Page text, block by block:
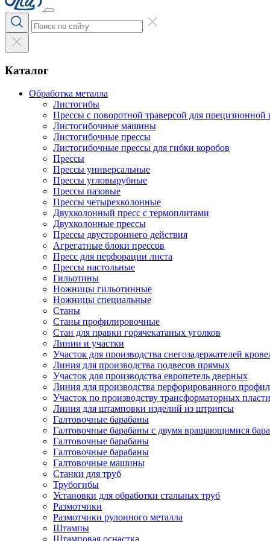
Каталог
Обработка металла
Листогибы
Прессы с поворотной траверсой для прецизионной
Листогибочные машины
Листогибочные прессы
Листогибочные прессы для гибки коробов
Прессы
Прессы универсальные
Прессы угловырубные
Прессы пазовые
Прессы четырехколонные
Двухколонный пресс с термоплитами
Двухколонные прессы
Прессы двустороннего действия
Агрегатные блоки прессов
Пресс для перфорации листа
Прессы настольные
Гильотины
Ножницы гильотинные
Ножницы специальные
Станы
Станы профилировочные
Стан для правки горячекатаных уголков
Линии и участки
Участок для производства снегозадержателей
Линия для производства подвесов прямых
Участок для производства европетель дверных
Линия для производства перфорированного
Участок по производству трансформаторных
Линия для штамповки изделий из штрипсы
Галтовочные барабаны
Галтовочные барабаны с двумя вращающимися
Галтовочные барабаны
Галтовочные барабаны
Галтовочные машины
Станки для труб
Трубогибы
Установки для обработки стальных труб
Размотчики
Размотчики рулонного металла
Штампы